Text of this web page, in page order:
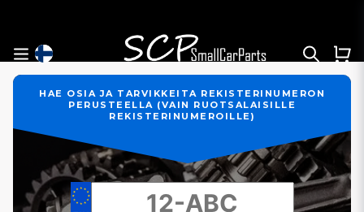
HAE OSIA JA TARVIKKEITA REKISTERINUMERON
PERUSTEELLA (VAIN RUOTSALAISILLE
REKISTERINUMEROILLE)